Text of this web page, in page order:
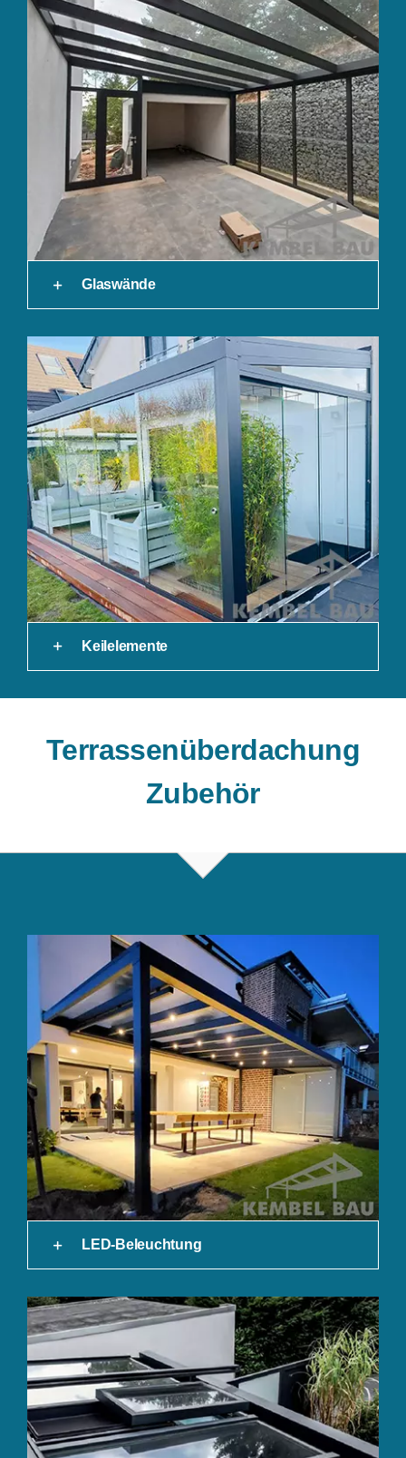
Glaswände
Keilelemente
Terrassenüberdachung
Zubehör
LED-Beleuchtung